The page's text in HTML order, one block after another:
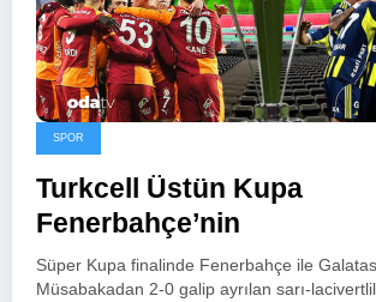
SPOR
Turkcell Üstün Kupa
Fenerbahçe’nin
Süper Kupa finalinde Fenerbahçe ile
Müsabakadan 2-0 galip ayrılan sarı-